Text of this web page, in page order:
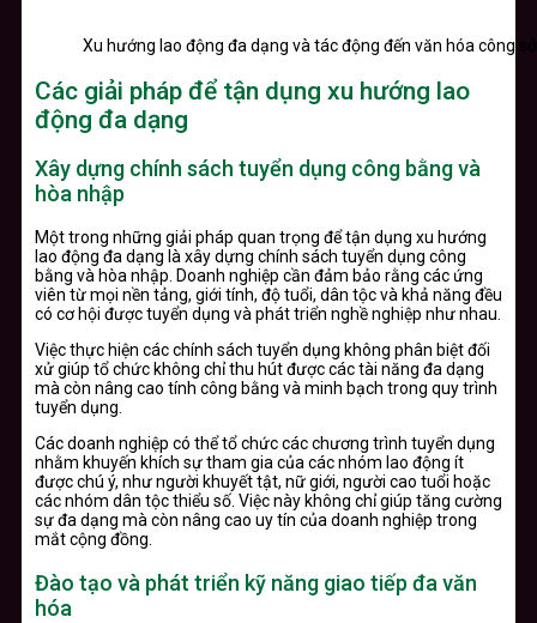
Xu hướng lao động đa dạng và tác động đến văn hóa công
Các giải pháp để tận dụng xu hướng lao
động đa dạng
Xây dựng chính sách tuyển dụng công bằng và
hòa nhập
Một trong những giải pháp quan trọng để tận dụng xu hướng
lao động đa dạng là xây dựng chính sách tuyển dụng công
bằng và hòa nhập. Doanh nghiệp cần đảm bảo rằng các ứng
viên từ mọi nền tảng, giới tính, độ tuổi, dân tộc và khả năng đều
có cơ hội được tuyển dụng và phát triển nghề nghiệp như nhau.
Việc thực hiện các chính sách tuyển dụng không phân biệt đối
xử giúp tổ chức không chỉ thu hút được các tài năng đa dạng
mà còn nâng cao tính công bằng và minh bạch trong quy trình
tuyển dụng.
Các doanh nghiệp có thể tổ chức các chương trình tuyển dụng
nhằm khuyến khích sự tham gia của các nhóm lao động ít
được chú ý, như người khuyết tật, nữ giới, người cao tuổi hoặc
các nhóm dân tộc thiểu số. Việc này không chỉ giúp tăng cường
sự đa dạng mà còn nâng cao uy tín của doanh nghiệp trong
mắt cộng đồng.
Đào tạo và phát triển kỹ năng giao tiếp đa văn
hóa